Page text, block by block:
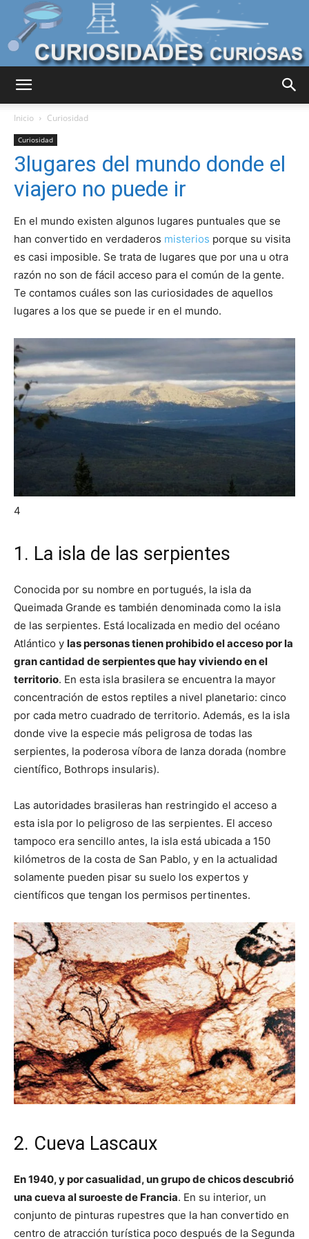
Curiosas
del
Mundo
Inicio Curiosidad
Curiosidad
3lugares del mundo donde el
viajero no puede ir
En el mundo existen algunos lugares puntuales que se
han convertido en verdaderos misterios porque su visita
es casi imposible. Se trata de lugares que por una u otra
razón no son de fácil acceso para el común de la gente.
Te contamos cuáles son las curiosidades de aquellos
lugares a los que se puede ir en el mundo.
4
1. La isla de las serpientes
Conocida por su nombre en portugués, la isla da
Queimada Grande es también denominada como la isla
de las serpientes. Está localizada en medio del océano
Atlántico y las personas tienen prohibido el acceso por la
gran cantidad de serpientes que hay viviendo en el
territorio. En esta isla brasilera se encuentra la mayor
concentración de estos reptiles a nivel planetario: cinco
por cada metro cuadrado de territorio. Además, es la isla
donde vive la especie más peligrosa de todas las
serpientes, la poderosa víbora de lanza dorada (nombre
científico, Bothrops insularis).
Las autoridades brasileras han restringido el acceso a
esta isla por lo peligroso de las serpientes. El acceso
tampoco era sencillo antes, la isla está ubicada a 150
kilómetros de la costa de San Pablo, y en la actualidad
solamente pueden pisar su suelo los expertos y
científicos que tengan los permisos pertinentes.
2. Cueva Lascaux
En 1940, y por casualidad, un grupo de chicos descubrió
una cueva al suroeste de Francia. En su interior, un
conjunto de pinturas rupestres que la han convertido en
centro de atracción turística poco después de la Segunda